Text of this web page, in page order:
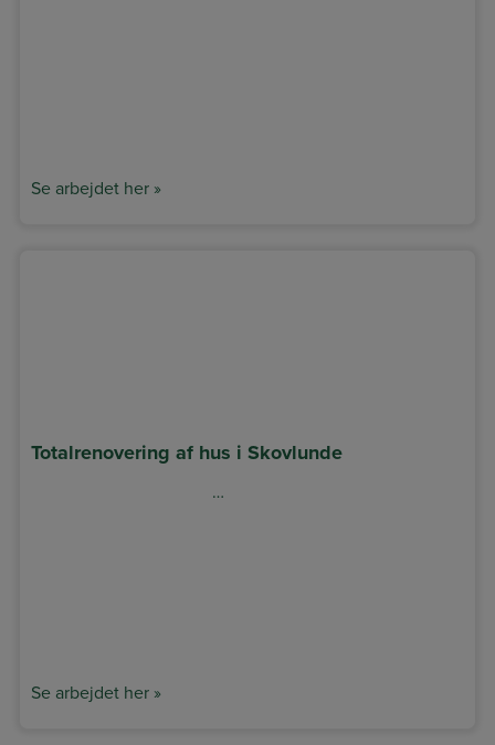
Se arbejdet her »
Totalrenovering af hus i Skovlunde
…
Se arbejdet her »